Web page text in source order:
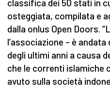
classifica dei 50 stati in
osteggiata, compilata e
dalla onlus Open Doors.
l’associazione – è
degli ultimi anni a causa
che le correnti islamiche
avuto sulla società